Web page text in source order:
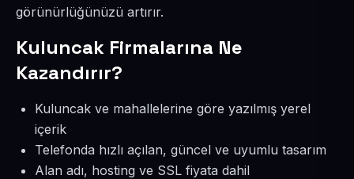
görünürlüğünüzü artırır.
Kuluncak Firmalarına Ne
Kazandırır?
Kuluncak ve mahallelerine göre yazılmış yerel
içerik
Telefonda hızlı açılan, güncel ve uyumlu tasarım
Alan adı, hosting ve SSL fiyata dahil